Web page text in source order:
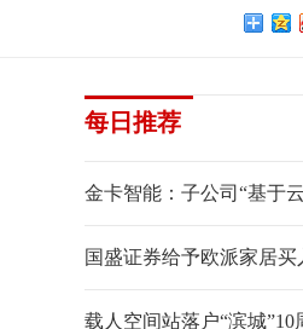
每日推荐
金卡智能：子公司“基于
国盛证券给予欧派家居
载人空间站落户“滨城”10